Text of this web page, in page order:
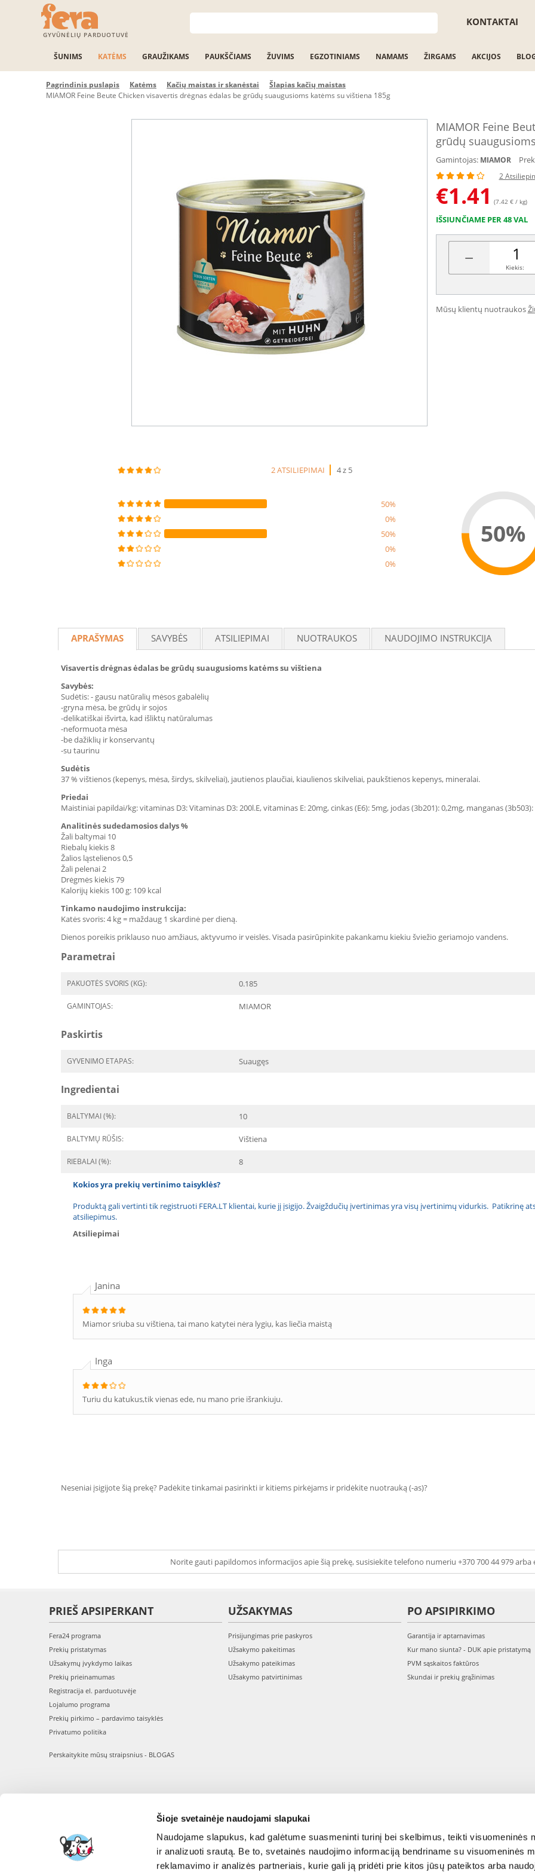
Šioje svetainėje naudojami slapukai
Naudojame slapukus, kad galėtume suasmeninti turinį bei skelbimus, teikti visuomeninės
ir analizuoti srautą. Be to, svetainės naudojimo informaciją bendriname su visuomeninės
reklamavimo ir analizės partneriais, kurie gali ją pridėti prie kitos jūsų pateiktos arba
GYVŪNĖLIŲ PARDUOTUVĖ
KONTAKTAI
ŠUNIMS KATĖMS GRAUŽIKAMS PAUKŠČIAMS ŽUVIMS EGZOTINIAMS NAMAMS ŽIRGAMS AKCIJOS
Pagrindinis puslapis Katėms Kačių maistas ir skanėstai
Šlapias kačių maistas
MIAMOR Feine Beute Chicken visavertis drėgnas ėdalas be grūdų suaugusioms katėms su vištiena 185g
MIAMOR Feine
grūdų
Gamintojas: MIAMOR
2
€1.41 (7.42 € / kg)
IŠSIUNČIAME PER 48 VAL
− Kiekis:
Mūsų klientų nuotraukos
2 ATSILIEPIMAI 4 z 5
50%
0%
50%
0%
0%
50%
APRAŠYMAS SAVYBĖS ATSILIEPIMAI NUOTRAUKOS NAUDOJIMO INSTRUKCIJA
Visavertis drėgnas ėdalas be grūdų suaugusioms katėms su vištiena
Savybės:
Sudėtis: - gausu natūralių mėsos gabalėlių
-gryna mėsa, be grūdų ir sojos
-delikatiškai išvirta, kad išliktų natūralumas
-neformuota mėsa
-be dažiklių ir konservantų
-su taurinu
Sudėtis
37 % vištienos (kepenys, mėsa, širdys, skilveliai), jautienos plaučiai, kiaulienos skilveliai, paukštienos kepenys, mineralai.
Priedai
Maistiniai papildai/kg: vitaminas D3: Vitaminas D3: 200l.E, vitaminas E: 20mg, cinkas (E6): 5mg, jodas (3b201): 0,2mg, manganas
Analitinės sudedamosios dalys %
Žali baltymai 10
Riebalų kiekis 8
Žalios ląstelienos 0,5
Žali pelenai 2
Drėgmės kiekis 79
Kalorijų kiekis 100 g: 109 kcal
Tinkamo naudojimo instrukcija:
Katės svoris: 4 kg = maždaug 1 skardinė per dieną.
Dienos poreikis priklauso nuo amžiaus, aktyvumo ir veislės. Visada pasirūpinkite pakankamu kiekiu šviežio geriamojo vandens.
Parametrai
PAKUOTĖS SVORIS (KG): 0.185
GAMINTOJAS: MIAMOR
Paskirtis
GYVENIMO ETAPAS: Suaugęs
Ingredientai
BALTYMAI (%): 10
BALTYMŲ RŪŠIS: Vištiena
RIEBALAI (%): 8
Kokios yra prekių vertinimo taisyklės?
Produktą gali vertinti tik registruoti FERA.LT klientai, kurie jį įsigijo. Žvaigždučių įvertinimas yra visų įvertinimų vidurkis. Patikrinę
atsiliepimus.
Atsiliepimai
Janina
Miamor sriuba su vištiena, tai mano katytei nėra lygiụ, kas liečia maistą
Inga
Turiu du katukus,tik vienas ede, nu mano prie išrankiuju.
Neseniai įsigijote šią prekę? Padėkite tinkamai pasirinkti ir kitiems pirkėjams ir pridėkite nuotrauką (-as)?
Norite gauti papildomos informacijos apie šią prekę, susisiekite telefono numeriu +370 700 44 979 arba
PRIEŠ APSIPERKANT
Fera24 programa
Prekių pristatymas
Užsakymų įvykdymo laikas
Prekių prieinamumas
Registracija el. parduotuvėje
Lojalumo programa
Prekių pirkimo – pardavimo taisyklės
Privatumo politika
Perskaitykite mūsų straipsnius - BLOGAS
UŽSAKYMAS
Prisijungimas prie paskyros
Užsakymo pakeitimas
Užsakymo pateikimas
Užsakymo patvirtinimas
PO APSIPIRKIMO
Garantija ir aptarnavimas
Kur mano siunta? - DUK apie pristatymą
PVM sąskaitos faktūros
Skundai ir prekių grąžinimas